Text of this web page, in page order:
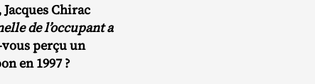
Chirac
de l’occupant a
vous perçu un
en 1997 ?